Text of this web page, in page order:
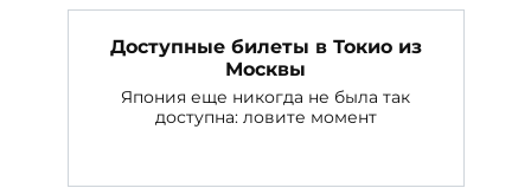
Доступные билеты в Токио из
Москвы
Япония еще никогда не была так
доступна: ловите момент